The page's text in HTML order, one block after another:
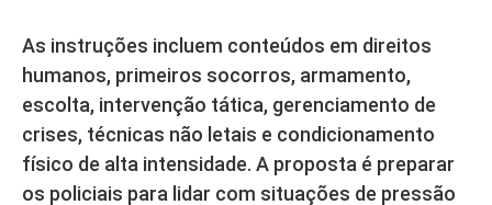
As instruções incluem conteúdos em direitos
humanos, primeiros socorros, armamento,
escolta, intervenção tática, gerenciamento de
crises, técnicas não letais e condicionamento
físico de alta intensidade. A proposta é preparar
os policiais para lidar com situações de pressão